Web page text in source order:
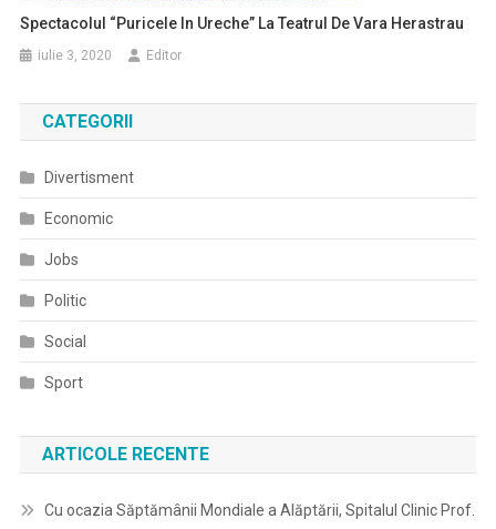
Spectacolul “Puricele In Ureche” La Teatrul De Vara Herastrau
iulie 3, 2020 Editor
CATEGORII
Divertisment
Economic
Jobs
Politic
Social
Sport
ARTICOLE RECENTE
Cu ocazia Săptămânii Mondiale a Alăptării, Spitalul Clinic Prof.